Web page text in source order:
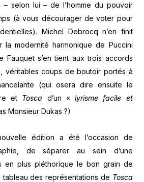
– selon lui – de l’homme du pouvoir
(à vous décourager de voter pour
Michel Debrocq n’en finit
la modernité harmonique de Puccini
Fauquet s’en tient aux trois accords
véritables coups de boutoir portés à
(qui osera dire ensuite le
et Tosca d’un «lyrisme facile et
Monsieur Dukas ?)
édition a été l’occasion de
de séparer au sein d’une
en plus pléthorique le bon grain de
tableau des représentations de Tosca